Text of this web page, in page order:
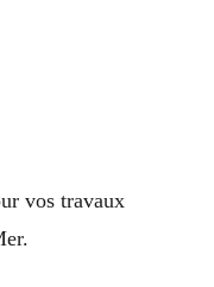
vos travaux